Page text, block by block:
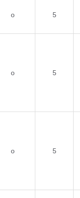
o 5
o 5
o 5